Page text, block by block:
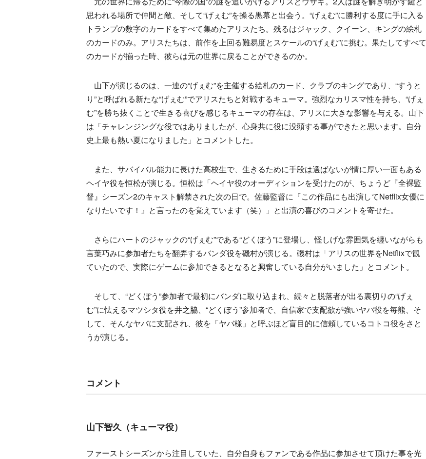
思われる場所で仲間と敵、そして“げぇむ”を操る黒幕と出会う。“げぇむ”に勝利する度に手に入る
トランプの数字のカードをすべて集めたアリスたち。残るはジャック、クイーン、キングの絵札
のカードのみ。アリスたちは、前作を上回る難易度とスケールの“げぇむ”に挑む。果たしてすべて
のカードが揃った時、彼らは元の世界に戻ることができるのか。
山下が演じるのは、一連の“げぇむ”を主催する絵札のカード、クラブのキングであり、“すうと
り”と呼ばれる新たな“げぇむ”でアリスたちと対戦するキューマ。強烈なカリスマ性を持ち、“げぇ
む”を勝ち抜くことで生きる喜びを感じるキューマの存在は、アリスに大きな影響を与える。山下
は「チャレンジングな役ではありましたが、心身共に役に没頭する事ができたと思います。自分
史上最も熱い夏になりました」とコメントした。
また、サバイバル能力に長けた高校生で、生きるために手段は選ばないが情に厚い一面もある
ヘイヤ役を恒松が演じる。恒松は「ヘイヤ役のオーディションを受けたのが、ちょうど『全裸監
督』シーズン2のキャスト解禁された次の日で。佐藤監督に『この作品にも出演してNetflix女優に
なりたいです！』と言ったのを覚えています（笑）」と出演の喜びのコメントを寄せた。
さらにハートのジャックの“げぇむ”である“どくぼう”に登場し、怪しげな雰囲気を纏いながらも
言葉巧みに参加者たちを翻弄するバンダ役を磯村が演じる。磯村は「アリスの世界をNetflixで観
ていたので、実際にゲームに参加できるとなると興奮している自分がいました」とコメント。
そして、“どくぼう”参加者で最初にバンダに取り込まれ、続々と脱落者が出る裏切りの“げぇ
む”に怯えるマツシタ役を井之脇、“どくぼう”参加者で、自信家で支配欲が強いヤバ役を毎熊、そ
して、そんなヤバに支配され、彼を「ヤバ様」と呼ぶほど盲目的に信頼しているコトコ役をさと
うが演じる。
コメント
山下智久（キューマ役）
ファーストシーズンから注目していた、自分自身もファンである作品に参加させて頂けた事を光